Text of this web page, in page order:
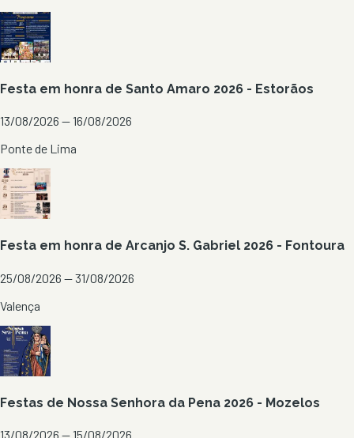
Festa em honra de Santo Amaro 2026 - Estorãos
13/08/2026 — 16/08/2026
Ponte de Lima
Festa em honra de Arcanjo S. Gabriel 2026 - Fontoura
25/08/2026 — 31/08/2026
Valença
Festas de Nossa Senhora da Pena 2026 - Mozelos
13/08/2026 — 15/08/2026